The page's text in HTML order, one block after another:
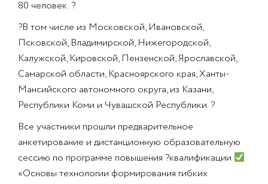
80 человек. ?
?В том числе из Московской, Ивановской,
Псковской, Владимирской, Нижегородской,
Калужской, Кировской, Пензенской, Ярославской,
Самарской области, Красноярского края, Ханты-
Мансийского автономного округа, из Казани,
Республики Коми и Чувашской Республики. ?
Все участники прошли предварительное
анкетирование и дистанционную образовательную
сессию по программе повышения ?квалификации
«Основы технологии формирования гибких